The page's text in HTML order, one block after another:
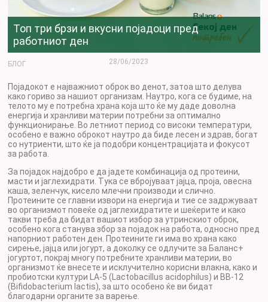
Топ три брзи и вкусни појадоци пред
работниот ден
БЛОГ 28/06/2023
Појадокот е најважниот оброк во денот, затоа што делува
како гориво за нашиот организам. Наутро, кога се будиме, на
телото му е потребна храна која што ќе му даде доволна
енергија и хранливи материи потребни за оптимално
функционирање. Во летниот период со високи температури,
особено е важно оброкот наутро да биде лесен и здрав, богат
со нутриенти, што ќе ја подобри концентрацијата и фокусот
за работа.
За појадок најдобро е да јадете комбинација од протеини,
масти и јаглехидрати. Тука се вбројуваат јајца, проја, овесна
каша, зеленчук, кисело млечни производи и слично.
Протеините се главни извори на енергија и тие се задржуваат
во организмот повеќе од јаглехидратите и шеќерите и како
такви треба да бидат вашиот избор за утринскиот оброк,
особено кога станува збор за појадок на работа, односно пред
напорниот работен ден. Протеините ги има во храна како
сирење, јајца или јогурт, а доколку се одлучите за Баланс+
јогуртот, покрај многу потребните хранливи материи, во
организмот ќе внесете и исклучително корисни влакна, како и
пробиотски култури LA-5 (Lactobacillus acidophilus) и BB-12
(Bifidobacterium lactis), за што особено ќе ви бидат
благодарни органите за варење.